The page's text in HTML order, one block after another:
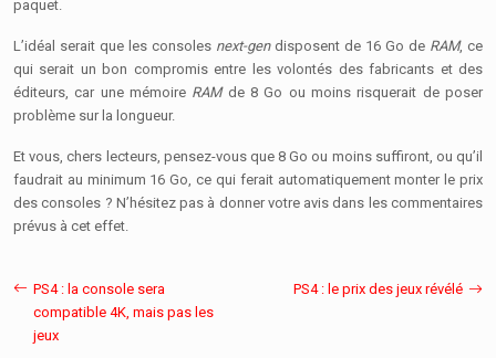
paquet.
L’idéal serait que les consoles next-gendisposent de 16 Go de RAM, ce
qui serait un bon compromis entre les volontés des fabricants et des
éditeurs, car une mémoire RAMde 8 Go ou moins risquerait de poser
problème sur la longueur.
Et vous, chers lecteurs, pensez-vous que 8 Go ou moins suffiront, ou qu’il
faudrait au minimum 16 Go, ce qui ferait automatiquement monter le prix
des consoles ? N’hésitez pas à donner votre avis dans les commentaires
prévus à cet effet.
PS4 : la console sera
compatible 4K, mais pas les
jeux
PS4 : le prix des jeux révélé